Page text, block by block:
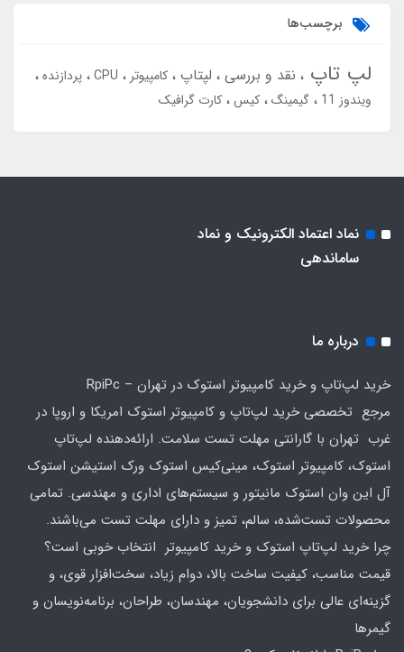
برچسب‌ها
لپ تاپ نقد و بررسی لپتاپ کامپیوتر CPU پردازنده
ویندوز 11
گیمینگ کیس کارت گرافیک
نماد اعتماد الکترونیک و نماد
ساماندهی
درباره ما
خرید لپ‌تاپ و خرید کامپیوتر استوک در تهران – RpiPc
مرجع تخصصی خرید لپ‌تاپ و کامپیوتر استوک امریکا و اروپا در
غرب تهران با گارانتی مهلت تست سلامت. ارائه‌دهنده لپ‌تاپ
استوک، کامپیوتر استوک، مینی‌کیس استوک ورک استیشن استوک
آل این وان استوک مانیتور و سیستم‌های اداری و مهندسی. تمامی
محصولات تست‌شده، سالم، تمیز و دارای مهلت تست می‌باشند.
چرا خرید لپ‌تاپ استوک و خرید کامپیوتر انتخاب خوبی است؟
قیمت مناسب، کیفیت ساخت بالا، دوام زیاد، سخت‌افزار قوی، و
گزینه‌ای عالی برای دانشجویان، مهندسان، طراحان، برنامه‌نویسان و
گیمرها